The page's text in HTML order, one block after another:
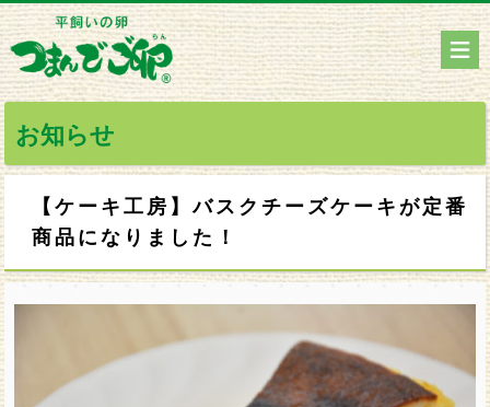
お知らせ
【ケーキ工房】バスクチーズケーキが定番
商品になりました！